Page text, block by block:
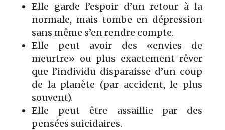
Elle garde l’espoir d’un retour à la
normale, mais tombe en dépression
sans même s’en rendre compte.
Elle peut avoir des «envies de
meurtre» ou plus exactement rêver
que l’individu disparaisse d’un coup
de la planète (par accident, le plus
souvent).
Elle peut être assaillie par des
pensées suicidaires.